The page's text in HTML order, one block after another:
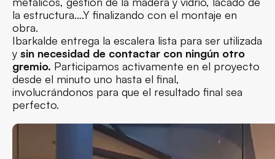
la estructura….Y finalizando con el montaje en
obra.
Ibarkalde entrega la escalera lista para ser utilizada
y sin necesidad de contactar con ningún otro
gremio. Participamos activamente en el proyecto
desde el minuto uno hasta el final,
involucrándonos para que el resultado final sea
perfecto.